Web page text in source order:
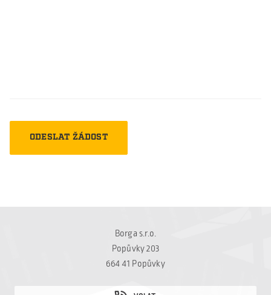
Borga s.r.o.
Popůvky 203
664 41 Popůvky